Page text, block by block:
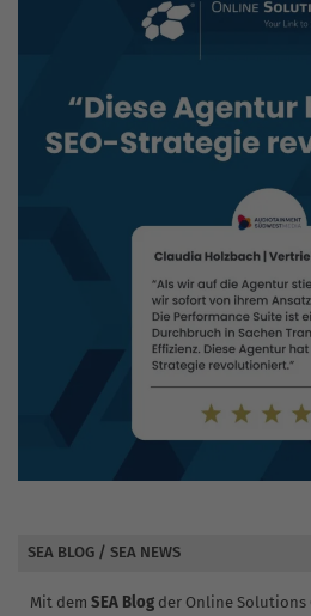
SEA BLOG / SEA NEWS
Mit dem SEA Blog der Online Solutions